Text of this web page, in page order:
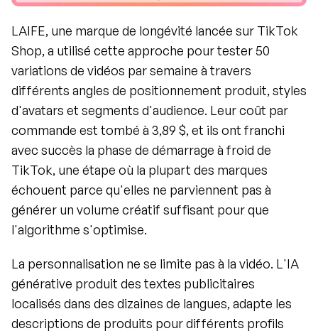
LAIFE, une marque de longévité lancée sur TikTok
Shop, a utilisé cette approche pour tester 50
variations de vidéos par semaine à travers
différents angles de positionnement produit, styles
d'avatars et segments d'audience. Leur coût par
commande est tombé à 3,89 $, et ils ont franchi
avec succès la phase de démarrage à froid de
TikTok, une étape où la plupart des marques
échouent parce qu'elles ne parviennent pas à
générer un volume créatif suffisant pour que
l'algorithme s'optimise.
La personnalisation ne se limite pas à la vidéo. L'IA
générative produit des textes publicitaires
localisés dans des dizaines de langues, adapte les
descriptions de produits pour différents profils